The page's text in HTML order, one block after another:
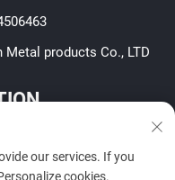
Metal products Co., LTD
សប្តាហ៍របស់យើង
our services. If you
cookies.